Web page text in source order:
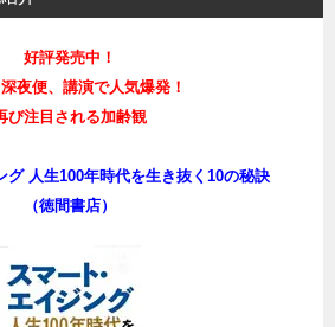
好評発売中！
夜便、講演で人気爆発！
び注目される加齢観
グ 人生100年時代を生き抜く10の秘訣
（徳間書店）